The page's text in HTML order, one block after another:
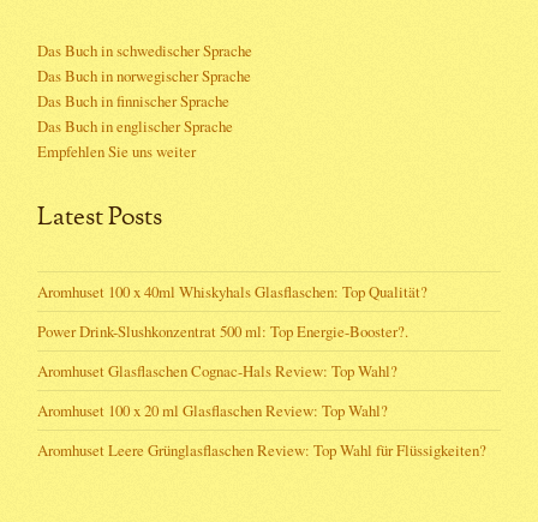
Das Buch in schwedischer Sprache
Das Buch in norwegischer Sprache
Das Buch in finnischer Sprache
Das Buch in englischer Sprache
Empfehlen Sie uns weiter
Latest Posts
Aromhuset 100 x 40ml Whiskyhals Glasflaschen: Top Qualität?
Power Drink-Slushkonzentrat 500 ml: Top Energie-Booster?.
Aromhuset Glasflaschen Cognac-Hals Review: Top Wahl?
Aromhuset 100 x 20 ml Glasflaschen Review: Top Wahl?
Aromhuset Leere Grünglasflaschen Review: Top Wahl für Flüssigkeiten?